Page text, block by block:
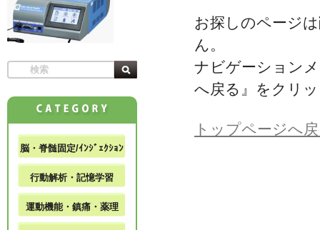
お探しのページ
ん。
ナビゲーション
へ戻る』をクリ
トップページへ
脳・脊髄固定/ｲﾝｼﾞｪｸｼｮﾝ
行動解析・記憶学習
運動機能・鎮痛・薬理